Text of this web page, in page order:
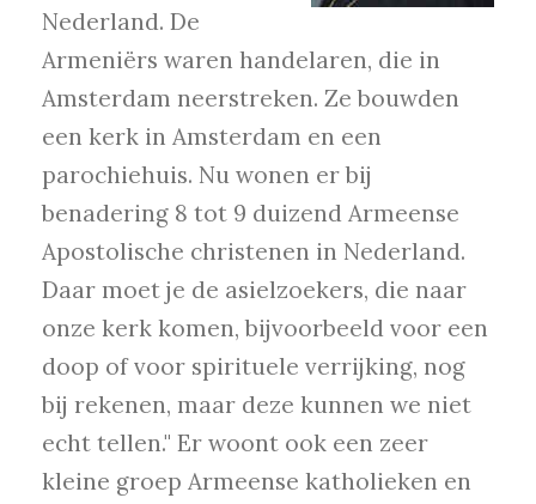
Nederland. De
Armeniërs waren handelaren, die in
Amsterdam neerstreken. Ze bouwden
een kerk in Amsterdam en een
parochiehuis. Nu wonen er bij
benadering 8 tot 9 duizend Armeense
Apostolische christenen in Nederland.
Daar moet je de asielzoekers, die naar
onze kerk komen, bijvoorbeeld voor een
doop of voor spirituele verrijking, nog
bij rekenen, maar deze kunnen we niet
echt tellen." Er woont ook een zeer
kleine groep Armeense katholieken en